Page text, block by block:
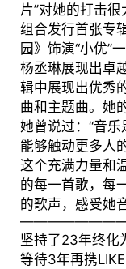
片”对她的打击
组合发行首张专
园》饰演“小优”
杨丞琳展现出卓
辑中展现出优秀
曲和主题曲。她
她曾说过：“音
能够触动更多人
这个充满力量和
的每一首歌，每
的歌声，感受她
坚持了23年终化
等待3年再携